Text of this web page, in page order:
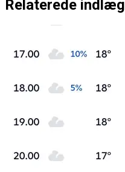
Relaterede indlæg